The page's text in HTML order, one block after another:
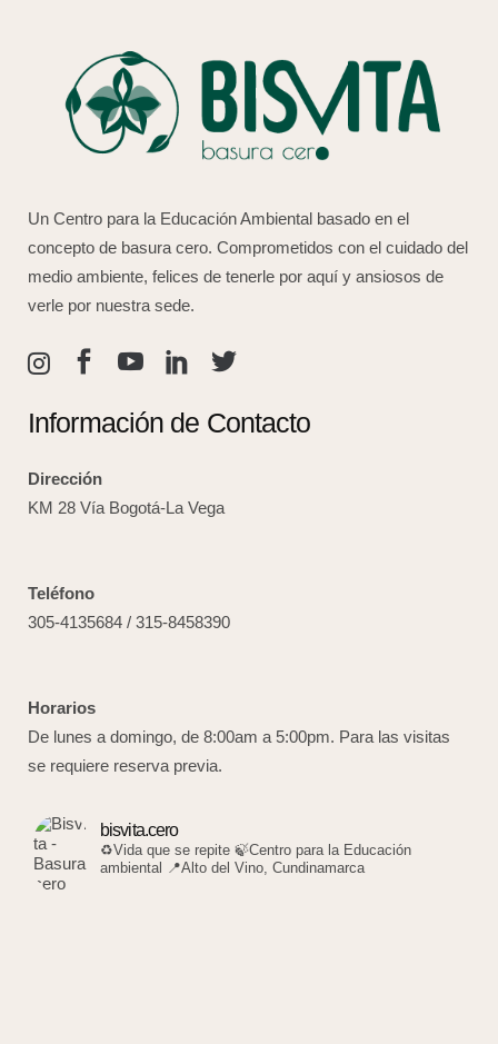
Un Centro para la Educación Ambiental basado en el
concepto de basura cero. Comprometidos con el cuidado del
medio ambiente, felices de tenerle por aquí y ansiosos de
verle por nuestra sede.
Información de Contacto
Dirección
KM 28 Vía Bogotá-La Vega
Teléfono
305-4135684 / 315-8458390
Horarios
De lunes a domingo, de 8:00am a 5:00pm. Para las visitas
se requiere reserva previa.
bisvita.cero
♻️Vida que se repite 🍃Centro para la Educación
ambiental 📍Alto del Vino, Cundinamarca